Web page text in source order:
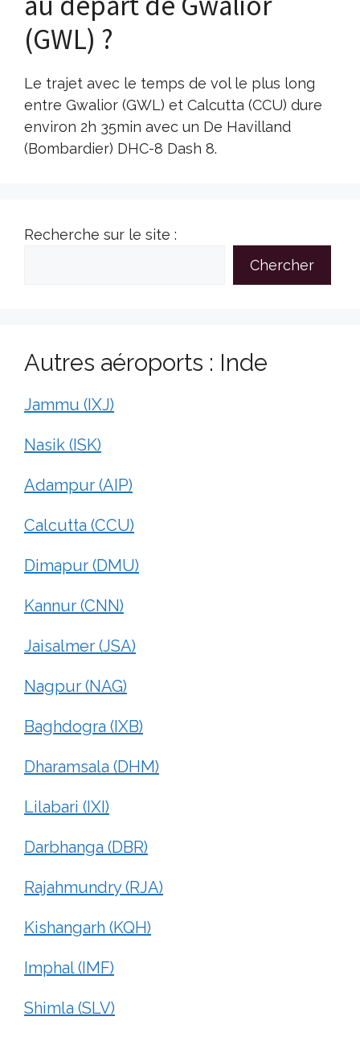
(GWL) ?
Le trajet avec le temps de vol le plus long
entre Gwalior (GWL) et Calcutta (CCU) dure
environ 2h 35min avec un De Havilland
(Bombardier) DHC-8 Dash 8.
Recherche sur le site :
Chercher
Autres aéroports : Inde
Jammu (IXJ)
Nasik (ISK)
Adampur (AIP)
Calcutta (CCU)
Dimapur (DMU)
Kannur (CNN)
Jaisalmer (JSA)
Nagpur (NAG)
Baghdogra (IXB)
Dharamsala (DHM)
Lilabari (IXI)
Darbhanga (DBR)
Rajahmundry (RJA)
Kishangarh (KQH)
Imphal (IMF)
Shimla (SLV)